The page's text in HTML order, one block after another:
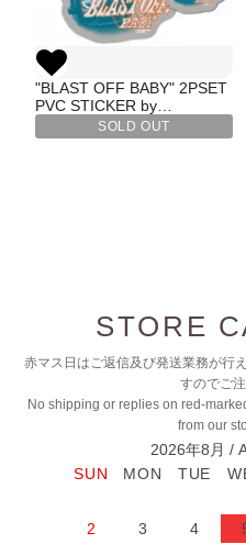
"BLAST OFF BABY" 2PSET
PVC STICKER by
Rockin'Jelly bean
SOLD OUT
STORE
赤マス日はご返信及び発送業務が行
すのでご
No shipping or replies on red-
from our
2026年8月 /
2
3 4